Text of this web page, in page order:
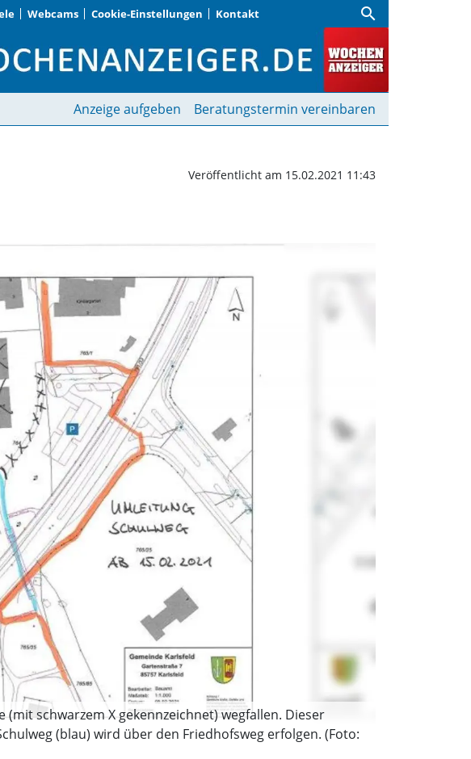
Webcams Cookie-Einstellungen Kontakt search
| Wochenanzeiger
Anzeige aufgeben Beratungstermin vereinbaren
Veröffentlicht am 15.02.2021 11:43
schwarzem X gekennzeichnet) wegfallen. Dieser
(blau) wird über den Friedhofsweg erfolgen. (Foto: